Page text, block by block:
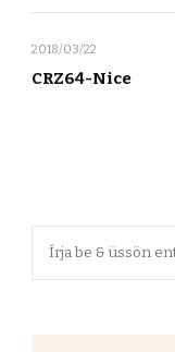
2018/03/22
CRZ64-Nice
Keres